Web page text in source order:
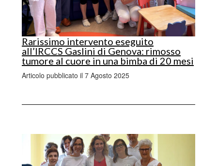
Rarissimo intervento eseguito
all’IRCCS Gaslini di Genova: rimosso
tumore al cuore in una bimba di 20 mesi
Articolo pubblicato il 7 Agosto 2025